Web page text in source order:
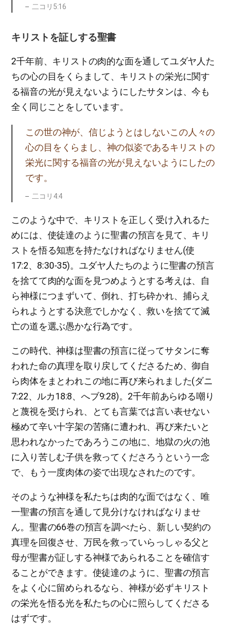
二コリ5:16
キリストを証しする聖書
2千年前、キリストの肉的な面を通してユダヤ人た
ちの心の目をくらまして、キリストの栄光に関す
る福音の光が見えないようにしたサタンは、今も
全く同じことをしています。
この世の神が、信じようとはしないこの人々の
心の目をくらまし、神の似姿であるキリストの
栄光に関する福音の光が見えないようにしたの
です。
二コリ4:4
このような中で、キリストを正しく受け入れるた
めには、使徒達のように聖書の預言を見て、キリ
ストを悟る知恵を持たなければなりません(使
17:2、8:30-35)。ユダヤ人たちのように聖書の預言
を捨てて肉的な面を見つめようとする考えは、自
ら神様につまずいて、倒れ、打ち砕かれ、捕らえ
られようとする決意でしかなく、救いを捨てて滅
亡の道を選ぶ愚かな行為です。
この時代、神様は聖書の預言に従ってサタンに奪
われた命の真理を取り戻してくださるため、御自
ら肉体をまとわれこの地に再び来られました(ダニ
7:22、ルカ18:8、へブ9:28)。2千年前あらゆる嘲り
と蔑視を受けられ、とても言葉では言い表せない
極めて辛い十字架の苦痛に遭われ、再び来たいと
思われなかったであろうこの地に、地獄の火の池
に入り苦しむ子供を救ってくださろうという一念
で、もう一度肉体の姿で出現なされたのです。
そのような神様を私たちは肉的な面ではなく、唯
一聖書の預言を通して見分けなければなりませ
ん。聖書の66巻の預言を調べたら、新しい契約の
真理を回復させ、万民を救っていらっしゃる父と
母が聖書が証しする神様であられることを確信す
ることができます。使徒達のように、聖書の預言
をよく心に留められるなら、神様が必ずキリスト
の栄光を悟る光を私たちの心に照らしてくださる
はずです。